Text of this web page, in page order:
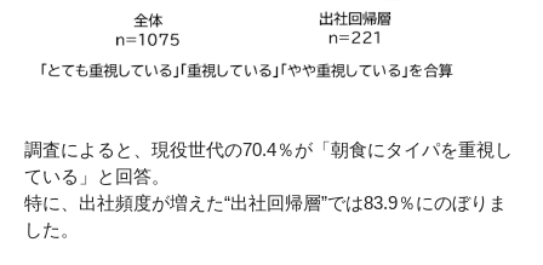
調査によると、現役世代の70.4％が「朝食にタイパを重視し
ている」と回答。
特に、出社頻度が増えた“出社回帰層”では83.9％にのぼりま
した。